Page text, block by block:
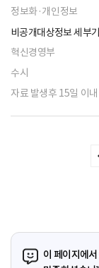
정보화·개인정보
비공개대상정보 세부
혁신경영부
수시
자료 발생후 15일 이내
이 페이지에